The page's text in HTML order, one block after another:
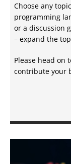
Choose any
programming
or a discussion
– expand the
Please head on
contribute your